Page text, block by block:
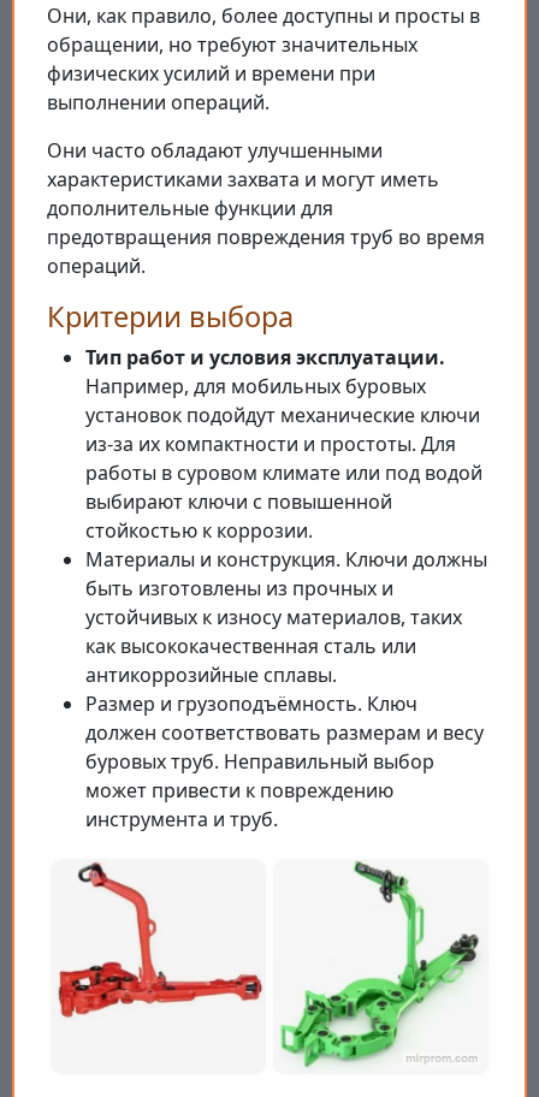
Они, как правило, более доступны и просты в
обращении, но требуют значительных
физических усилий и времени при
выполнении операций.
Они часто обладают улучшенными
характеристиками захвата и могут иметь
дополнительные функции для
предотвращения повреждения труб во время
операций.
Критерии выбора
Тип работ и условия эксплуатации.
Например, для мобильных буровых
установок подойдут механические ключи
из-за их компактности и простоты. Для
работы в суровом климате или под водой
выбирают ключи с повышенной
стойкостью к коррозии.
Материалы и конструкция. Ключи должны
быть изготовлены из прочных и
устойчивых к износу материалов, таких
как высококачественная сталь или
антикоррозийные сплавы.
Размер и грузоподъёмность. Ключ
должен соответствовать размерам и весу
буровых труб. Неправильный выбор
может привести к повреждению
инструмента и труб.